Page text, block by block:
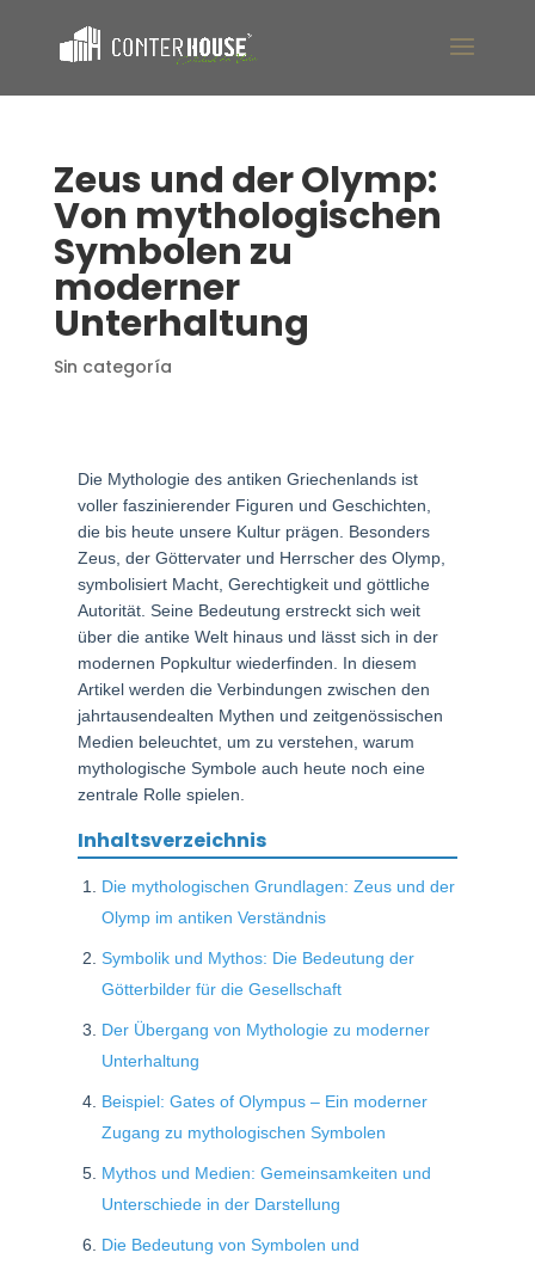
Zeus und der Olymp:
Von mythologischen
Symbolen zu
moderner
Unterhaltung
Sin categoría
Die Mythologie des antiken Griechenlands ist
voller faszinierender Figuren und Geschichten,
die bis heute unsere Kultur prägen. Besonders
Zeus, der Göttervater und Herrscher des Olymp,
symbolisiert Macht, Gerechtigkeit und göttliche
Autorität. Seine Bedeutung erstreckt sich weit
über die antike Welt hinaus und lässt sich in der
modernen Popkultur wiederfinden. In diesem
Artikel werden die Verbindungen zwischen den
jahrtausendealten Mythen und zeitgenössischen
Medien beleuchtet, um zu verstehen, warum
mythologische Symbole auch heute noch eine
zentrale Rolle spielen.
Inhaltsverzeichnis
Die mythologischen Grundlagen: Zeus und der
Olymp im antiken Verständnis
Symbolik und Mythos: Die Bedeutung der
Götterbilder für die Gesellschaft
Der Übergang von Mythologie zu moderner
Unterhaltung
Beispiel: Gates of Olympus – Ein moderner
Zugang zu mythologischen Symbolen
Mythos und Medien: Gemeinsamkeiten und
Unterschiede in der Darstellung
Die Bedeutung von Symbolen und